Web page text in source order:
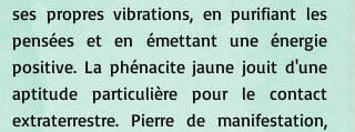
ses propres vibrations, en purifiant les
pensées et en émettant une énergie
positive. La phénacite jaune jouit d'une
aptitude particulière pour le contact
extraterrestre. Pierre de manifestation,